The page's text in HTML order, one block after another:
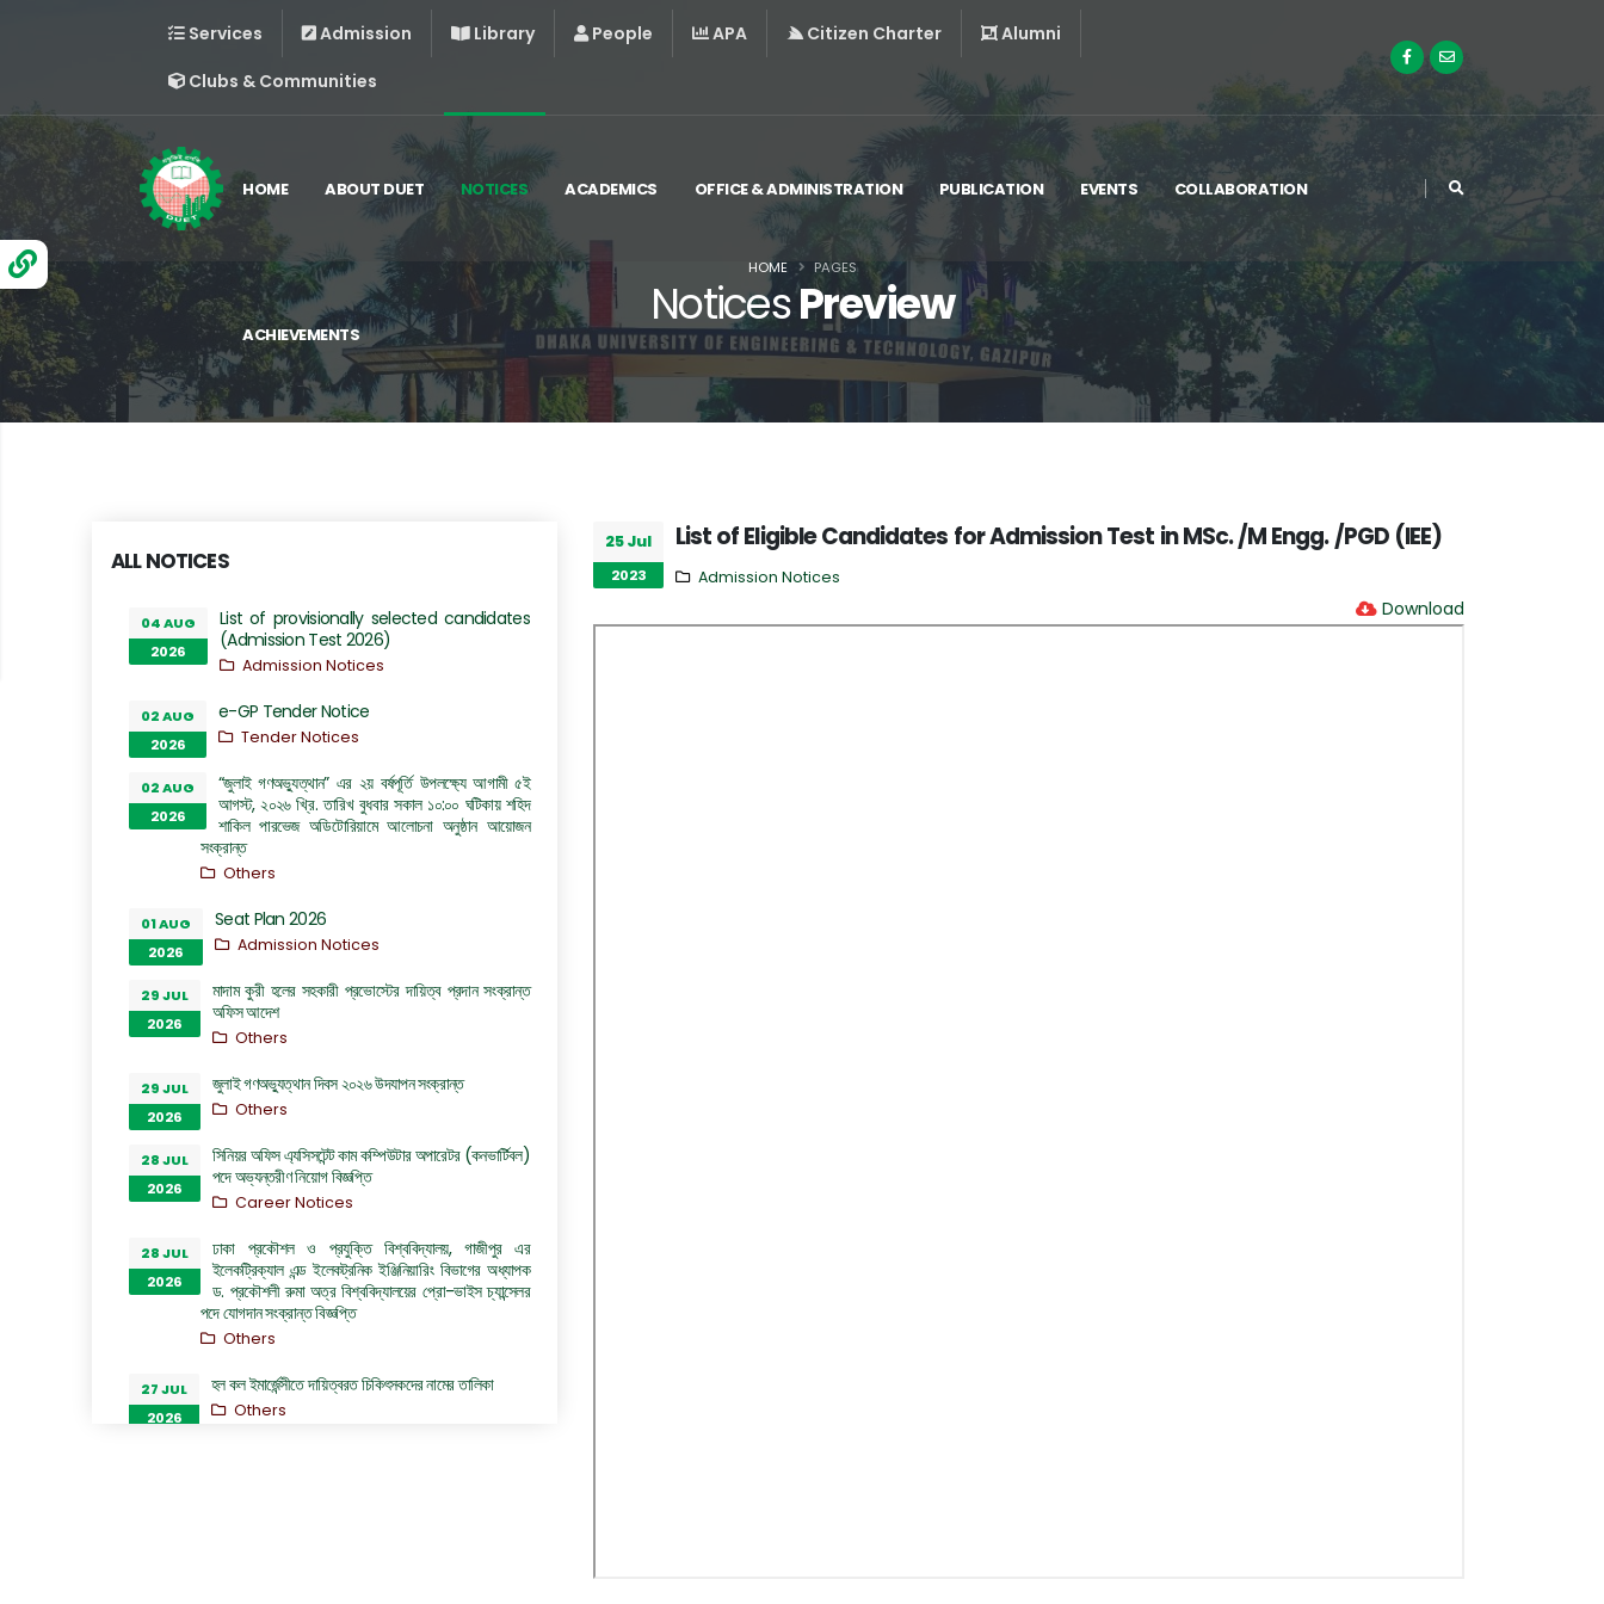
Services Admission Library People APA Citizen Charter
Alumni
Clubs & Communities
HOME ABOUT DUET NOTICES ACADEMICS OFFICE & ADMINISTRATION PUBLICATION EVENTS COLLABORATION
ACHIEVEMENTS
NoticesPreview
HOME PAGES
ALL NOTICES
04 AUG
2026
List of provisionally selected candidates
(Admission Test 2026)
Admission Notices
02 AUG
2026
e-GP Tender Notice
Tender Notices
02 AUG
2026
“জুলাই গণঅভ্যুত্থান” এর ২য় বর্ষপূর্তি উপলক্ষ্যে আগামী ৫ই
আগস্ট, ২০২৬ খ্রি. তারিখ বুধবার সকাল ১০:০০ ঘটিকায় শহিদ
শাকিল পারভেজ অডিটোরিয়ামে আলোচনা অনুষ্ঠান আয়োজন
সংক্রান্ত
Others
01 AUG
2026
Seat Plan 2026
Admission Notices
29 JUL
2026
মাদাম কুরী হলের সহকারী প্রভোস্টের দায়িত্ব প্রদান সংক্রান্ত
অফিস আদেশ
Others
29 JUL
2026
জুলাই গণঅভ্যুত্থান দিবস ২০২৬ উদযাপন সংক্রান্ত
Others
28 JUL
2026
সিনিয়র অফিস এ্যসিসটেন্ট কাম কম্পিউটার অপারেটর (কনভার্টিবল)
পদে অভ্যন্তরীণ নিয়োগ বিজ্ঞপ্তি
Career Notices
28 JUL
2026
ঢাকা প্রকৌশল ও প্রযুক্তি বিশ্ববিদ্যালয়, গাজীপুর এর
ইলেকট্রিক্যাল এন্ড ইলেকট্রনিক ইঞ্জিনিয়ারিং বিভাগের অধ্যাপক
ড. প্রকৌশলী রুমা অত্র বিশ্ববিদ্যালয়ের প্রো-ভাইস চ্যান্সেলর
পদে যোগদান সংক্রান্ত বিজ্ঞপ্তি
Others
27 JUL
2026
হল কল ইমার্জেন্সীতে দায়িত্বরত চিকিৎসকদের নামের তালিকা
Others
25 Jul
2023
List of Eligible Candidates for Admission Test in MSc. /M Engg. /PGD (IEE)
Admission Notices
Download